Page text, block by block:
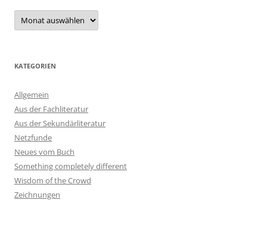
Archiv
KATEGORIEN
Allgemein
Aus der Fachliteratur
Aus der Sekundärliteratur
Netzfunde
Neues vom Buch
Something completely different
Wisdom of the Crowd
Zeichnungen